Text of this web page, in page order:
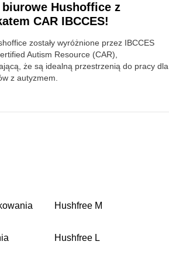
Hushoffice z
CAR IBCCES!
zostały wyróżnione przez IBCCES
Autism Resource (CAR),
że są idealną przestrzenią do pracy dla
z autyzmem.
Hushfree M
Hushfree L